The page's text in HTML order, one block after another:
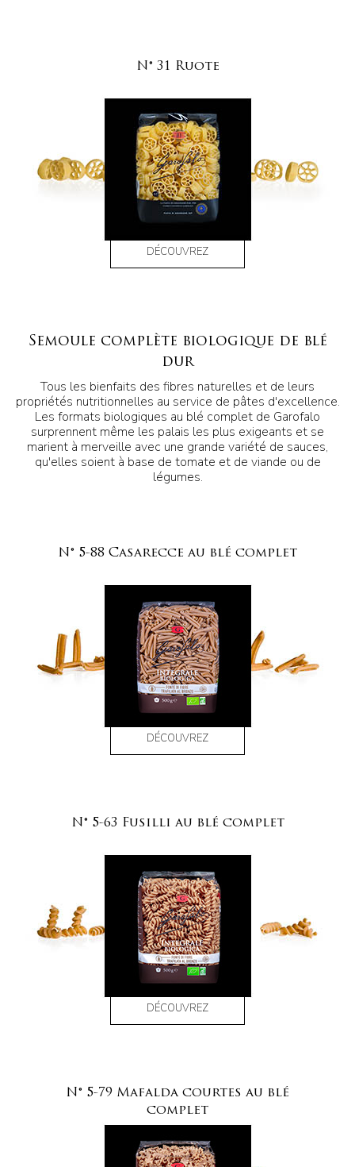
N° 31 Ruote
DÉCOUVREZ
Semoule complète biologique de blé
dur
Tous les bienfaits des fibres naturelles et de leurs
propriétés nutritionnelles au service de pâtes d'excellence.
Les formats biologiques au blé complet de Garofalo
surprennent même les palais les plus exigeants et se
marient à merveille avec une grande variété de sauces,
qu'elles soient à base de tomate et de viande ou de
légumes.
N° 5-88 Casarecce au blé complet
DÉCOUVREZ
N° 5-63 Fusilli au blé complet
DÉCOUVREZ
N° 5-79 Mafalda courtes au blé
complet